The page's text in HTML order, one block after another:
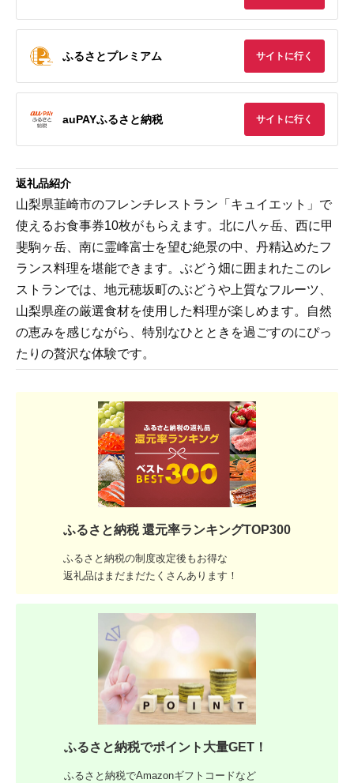
ふるさとプレミアム サイトに行く
auPAYふるさと納税 サイトに行く
返礼品紹介
山梨県韮崎市のフレンチレストラン「キュイエット」で
使えるお食事券10枚がもらえます。北に八ヶ岳、西に甲
斐駒ヶ岳、南に霊峰富士を望む絶景の中、丹精込めたフ
ランス料理を堪能できます。ぶどう畑に囲まれたこのレ
ストランでは、地元穂坂町のぶどうや上質なフルーツ、
山梨県産の厳選食材を使用した料理が楽しめます。自然
の恵みを感じながら、特別なひとときを過ごすのにぴっ
たりの贅沢な体験です。
ふるさと納税 還元率ランキングTOP300
ふるさと納税の制度改定後もお得な
返礼品はまだまだたくさんあります！
ふるさと納税でポイント大量GET！
ふるさと納税でAmazonギフトコードなど